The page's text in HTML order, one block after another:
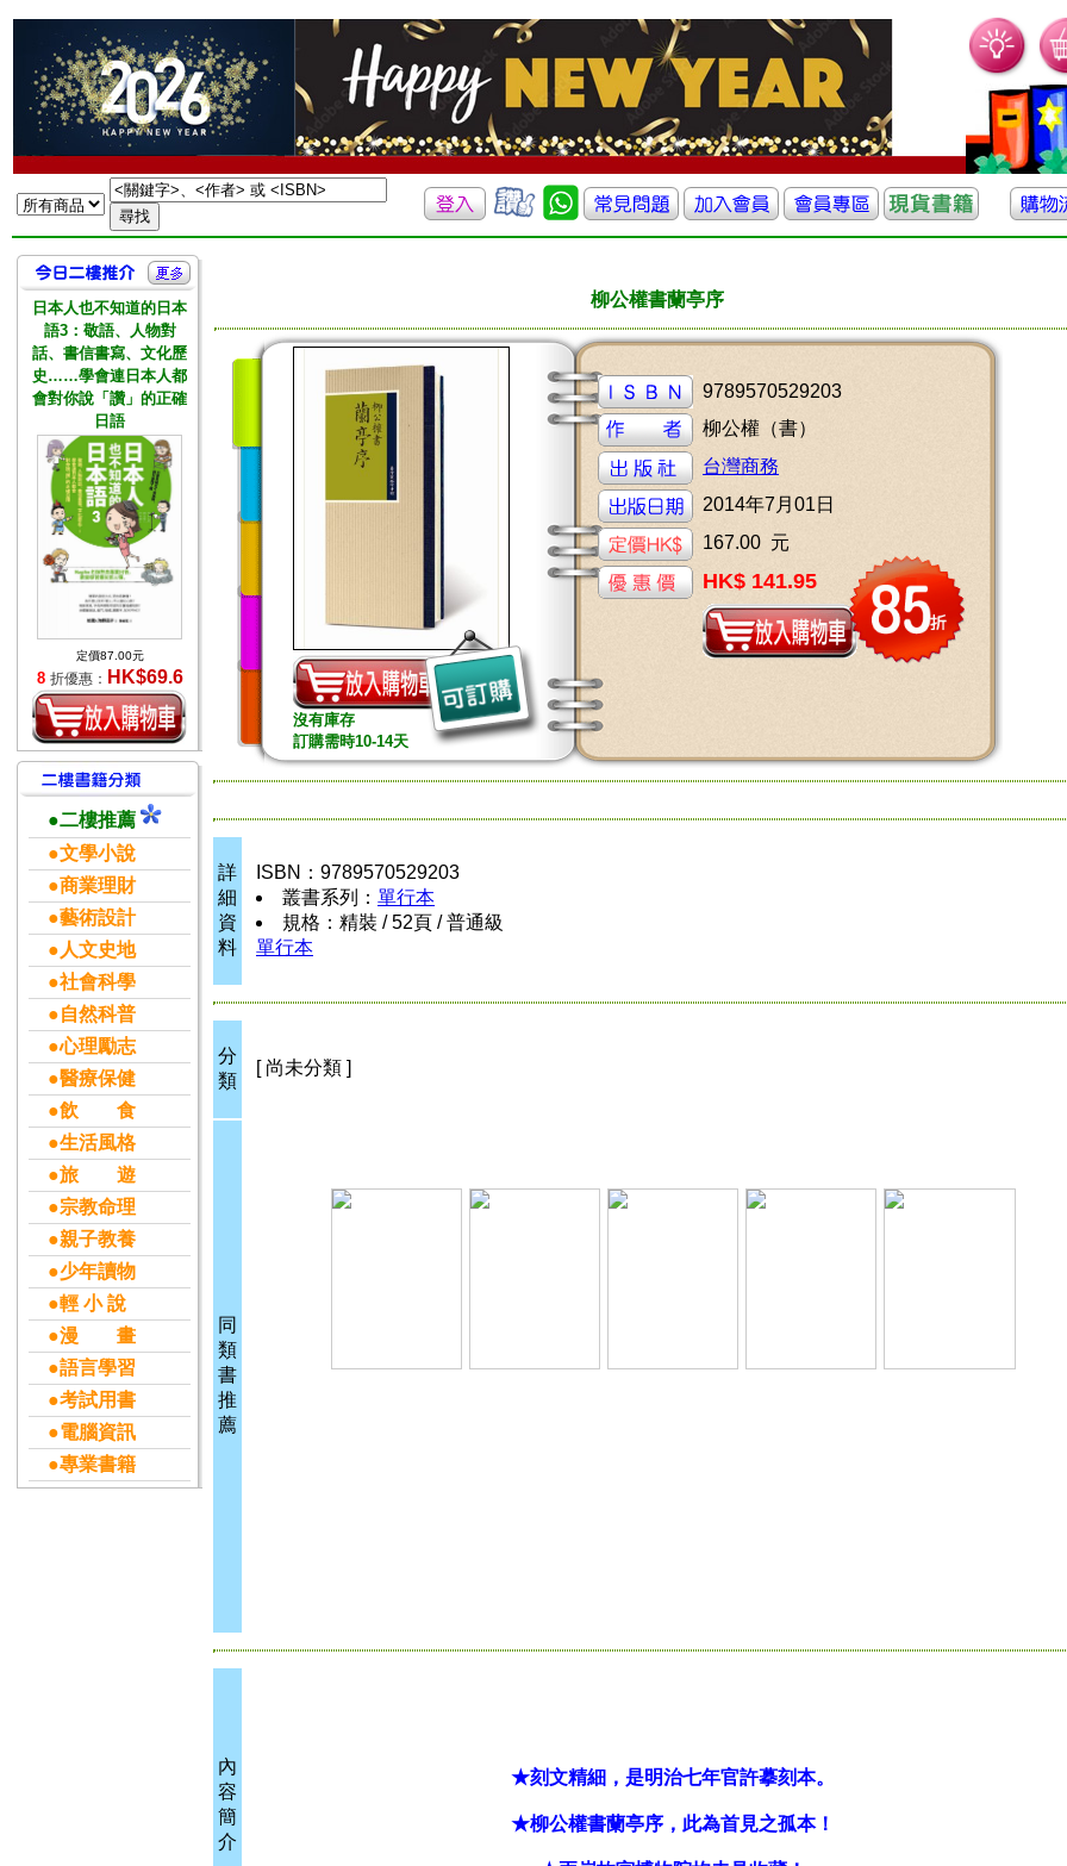
日本人也不知道的日本
語3：敬語、人物對
話、書信書寫、文化歷
史……學會連日本人都
會對你說「讚」的正確
日語
定價87.00元
8 折優惠： HK$69.6
●二樓推薦
●文學小說
●商業理財
●藝術設計
●人文史地
●社會科學
●自然科普
●心理勵志
●醫療保健
●飲 食
●生活風格
●旅 遊
●宗教命理
●親子教養
●少年讀物
●輕 小 說
●漫 畫
●語言學習
●考試用書
●電腦資訊
●專業書籍
柳公權書蘭亭序
沒有庫存
訂購需時10-14天
9789570529203
柳公權（書）
台灣商務
2014年7月01日
167.00 元
HK$ 141.95
詳
細
資
料
ISBN：9789570529203
叢書系列： 單行本
規格：精裝 / 52頁 / 普通級
單行本
分
類
[ 尚未分類 ]
同
類
書
推
薦
內
容
簡
介
★刻文精細，是明治七年官許摹刻本。
★柳公權書蘭亭序，此為首見之孤本！